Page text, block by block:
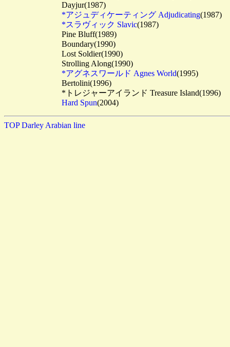
Dayjur(1987)
*アジュディケーティング Adjudicating(1987)
*スラヴィック Slavic(1987)
Pine Bluff(1989)
Boundary(1990)
Lost Soldier(1990)
Strolling Along(1990)
*アグネスワールド Agnes World(1995)
Bertolini(1996)
*トレジャーアイランド Treasure Island(1996)
Hard Spun
TOP Darley Arabian line